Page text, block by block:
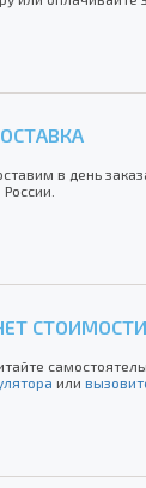
в день
России.
СТОИМОСТИ
или